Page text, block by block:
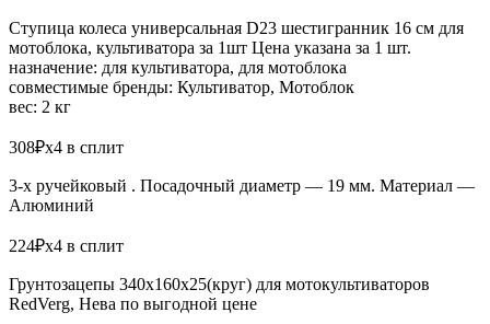
Ступица колеса универсальная D23 шестигранник 16 см для
мотоблока, культиватора за 1шт Цена указана за 1 шт.
назначение: для культиватора, для мотоблока
совместимые бренды: Культиватор, Мотоблок
вес: 2 кг
308₽x4 в сплит
3-х ручейковый . Посадочный диаметр — 19 мм. Материал —
Алюминий
224₽x4 в сплит
Грунтозацепы 340х160х25(круг) для мотокультиваторов
RedVerg, Нева по выгодной цене